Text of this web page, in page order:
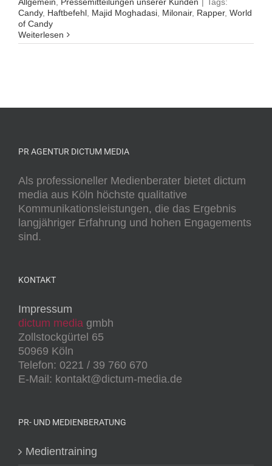
Candy, Haftbefehl Majid Moghadasi Milonair, Rapper, World
of Candy
Weiterlesen
PR AGENTUR DICTUM MEDIA
Als professioneller Medienberater bietet dictum
media aus Köln höchste qualitative
Kommunikationsleistungen, die das Ergebnis
langjähriger Erfahrung und hohen Engagements
sind.
KONTAKT
Impressum
dictum media gmbh
Zollstockgürtel 65
50969 Köln
Telefon: 0221 / 39 760 670
E-Mail: kontakt@dictum-media.de
PR- UND MEDIENBERATUNG
Medientraining